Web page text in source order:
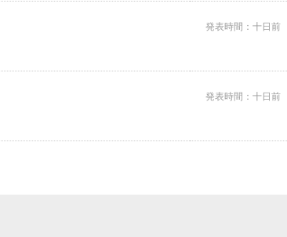
発表時間：十日前
発表時間：十日前